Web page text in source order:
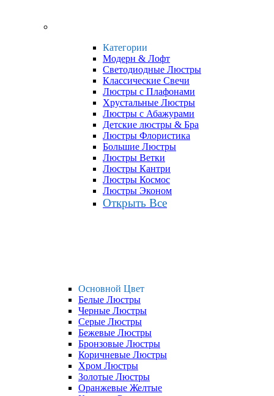
Категории
Модерн & Лофт
Светодиодные Люстры
Классические Свечи
Люстры с Плафонами
Хрустальные Люстры
Люстры с Абажурами
Детские люстры & Бра
Люстры Флористика
Большие Люстры
Люстры Ветки
Люстры Кантри
Люстры Космос
Люстры Эконом
Открыть Все
Основной Цвет
Белые Люстры
Черные Люстры
Серые Люстры
Бежевые Люстры
Бронзовые Люстры
Коричневые Люстры
Хром Люстры
Золотые Люстры
Оранжевые Желтые